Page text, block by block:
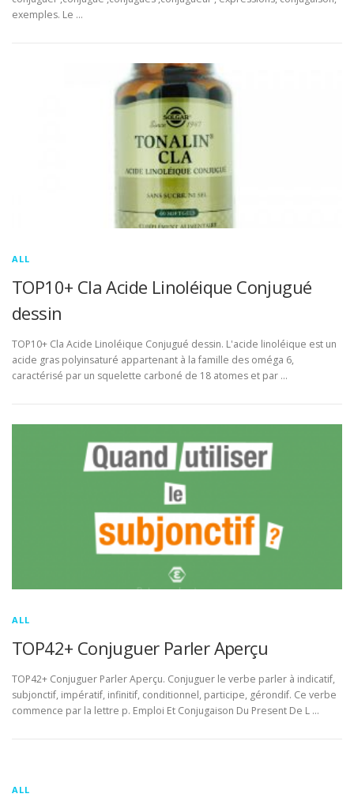
exemples. Le …
ALL
TOP10+ Cla Acide Linoléique Conjugué
dessin
TOP10+ Cla Acide Linoléique Conjugué dessin. L'acide linoléique est un
acide gras polyinsaturé appartenant à la famille des oméga 6,
caractérisé par un squelette carboné de 18 atomes et par …
ALL
TOP42+ Conjuguer Parler Aperçu
TOP42+ Conjuguer Parler Aperçu. Conjuguer le verbe parler à indicatif,
subjonctif, impératif, infinitif, conditionnel, participe, gérondif. Ce verbe
commence par la lettre p. Emploi Et Conjugaison Du Present De L …
ALL